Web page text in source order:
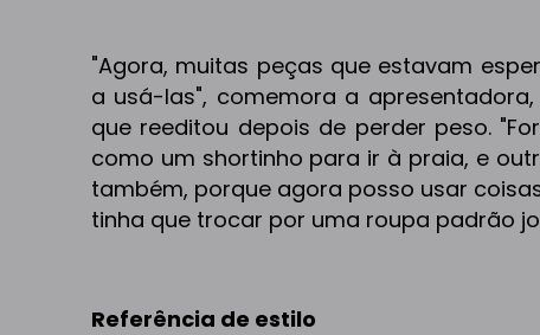
"Agora, muitas peças que estavam
a usá-las", comemora a
que reeditou depois de perder peso.
como um shortinho para ir à praia, e
também, porque agora posso usar
tinha que trocar por uma roupa padrão
Referência de estilo